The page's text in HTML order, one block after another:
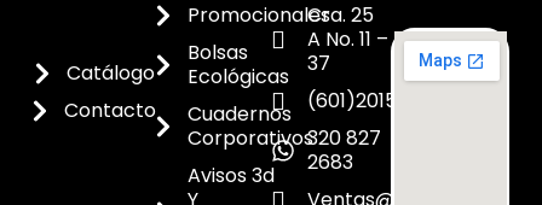
Catálogo
Contacto
Promocionales
Bolsas
Ecológicas
Cuadernos
Corporativos
Avisos 3d
Cra. 25
A No. 11 –
37
(601)2015300
320 827
2683